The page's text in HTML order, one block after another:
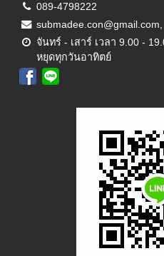
089-4798222
จันทร์ - เสาร์ เวลา 9.00 -
หยุดทุกวันอาทิตย์